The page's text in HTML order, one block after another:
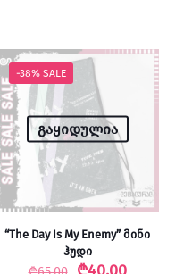
-38% SALE
გაყიდულია
“The Day Is My Enemy” მინი
ჰუდი
OriginalCurrent